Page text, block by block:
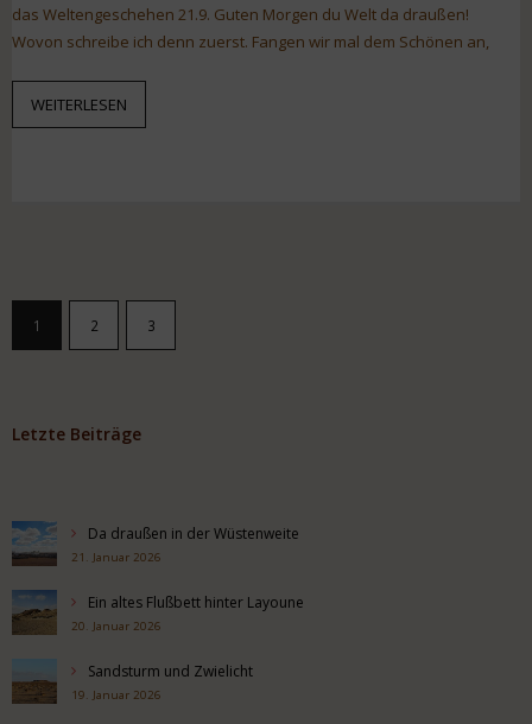
das Weltengeschehen 21.9. Guten Morgen du Welt da draußen!
Wovon schreibe ich denn zuerst. Fangen wir mal dem Schönen an,
WEITERLESEN
1 2 3
Letzte Beiträge
Da draußen in der Wüstenweite
21. Januar 2026
Ein altes Flußbett hinter Layoune
20. Januar 2026
Sandsturm und Zwielicht
19. Januar 2026